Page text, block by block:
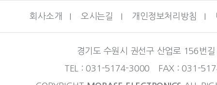
회사소개 I 오시는길 I 개인정보처리방침 I
경기도 수원시 권선구 산업로 156번
TEL : 031-5174-3000 FAX : 031-